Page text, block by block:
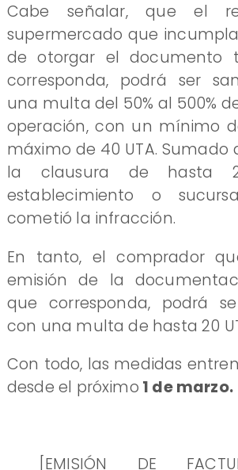
Cabe señalar, que el
supermercado que
de otorgar el documento
corresponda, podrá ser
una multa del 50% al 500%
operación, con un mínimo
máximo de 40 UTA. Sumado
la clausura de hasta
establecimiento o
cometió la infracción.
En tanto, el comprador
emisión de la
que corresponda, podrá
con una multa de hasta 20
Con todo, las medidas
desde el próximo 1 de marzo.
[EMISIÓN DE